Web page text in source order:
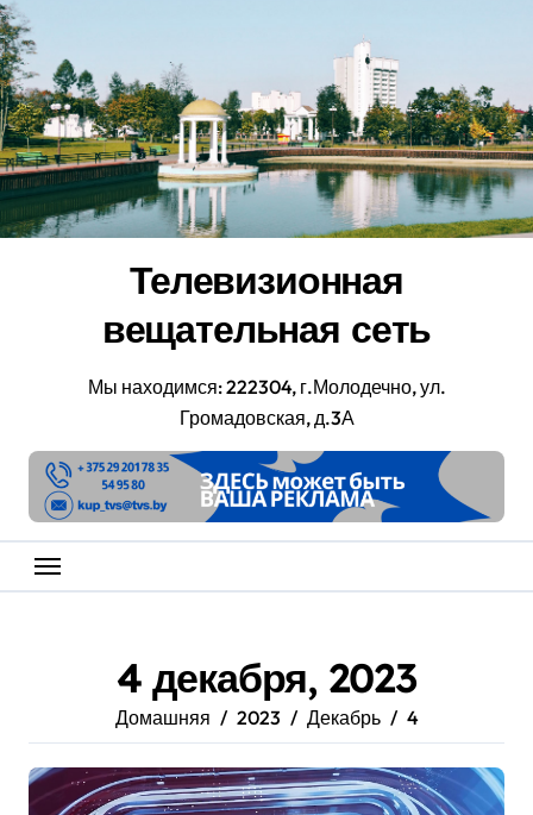
Перейти
к
содержанию
Телевизионная
вещательная сеть
Мы находимся: 222304, г.Молодечно, ул.
Громадовская, д.3А
4 декабря, 2023
Домашняя 2023 Декабрь 4